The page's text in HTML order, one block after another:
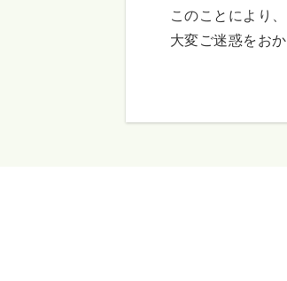
このことにより、
大変ご迷惑をお